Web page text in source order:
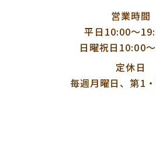
営業時間
平日10:00〜
日曜祝日10:00
定休日
毎週月曜日、第1